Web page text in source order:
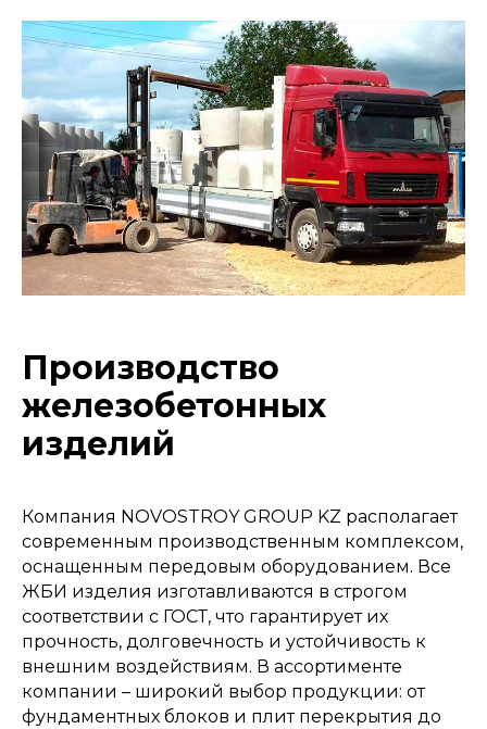
Производство
железобетонных
изделий
Компания NOVOSTROY GROUP KZ располагает
современным производственным комплексом,
оснащенным передовым оборудованием. Все
ЖБИ изделия изготавливаются в строгом
соответствии с ГОСТ, что гарантирует их
прочность, долговечность и устойчивость к
внешним воздействиям. В ассортименте
компании – широкий выбор продукции: от
фундаментных блоков и плит перекрытия до